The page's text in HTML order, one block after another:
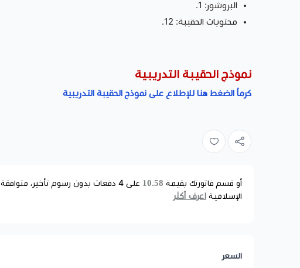
البروشور: 1.
محتويات الحقيبة: 12.
نموذج الحقيبة التدريبية
كرماُ الضغط هنا للإطلاع على نموذج الحقيبة التدريبية
أو قسم فاتورتك بقيمة 10.58 على 4 دفعات بدون رسوم تأخير،
الإسلامية اعرف أكثر
السعر